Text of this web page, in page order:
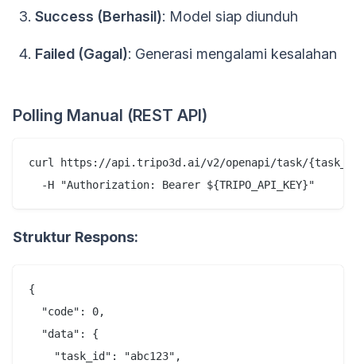
Success (Berhasil): Model siap diunduh
Failed (Gagal): Generasi mengalami kesalahan
Polling Manual (REST API)
curl https://api.tripo3d.ai/v2/openapi/task/
Struktur Respons:
{
  "code": 0,
  "data": {
    "task_id": "abc123",